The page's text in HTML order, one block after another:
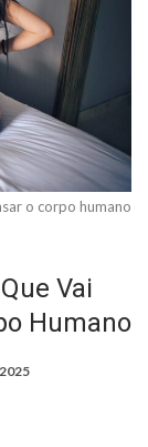
o corpo humano
Vai
Humano